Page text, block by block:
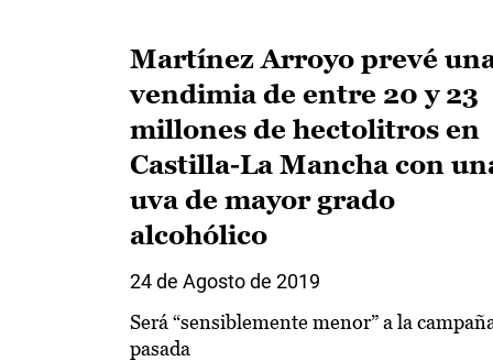
Martínez Arroyo prevé
vendimia de entre 20 y 23
millones de hectolitros en
Castilla-La Mancha con
uva de mayor grado
alcohólico
24 de Agosto de 2019
Será “sensiblemente menor” a la
pasada